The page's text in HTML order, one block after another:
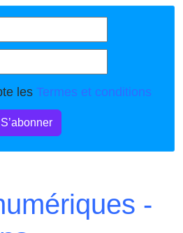
les Termes et conditions
S’abonner
-